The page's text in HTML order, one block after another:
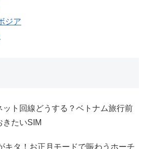
ジア
ット回線どうする？ベトナム旅行前
きたいSIM
キタ！お正月モードで賑わうホーチ